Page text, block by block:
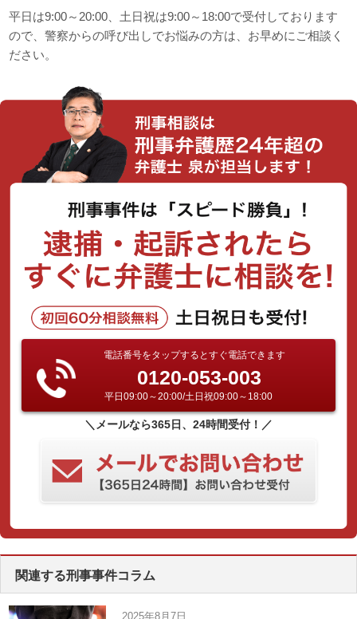
平日は9:00～20:00、土日祝は9:00～18:00で受付しております
ので、警察からの呼び出しでお悩みの方は、お早めにご相談く
ださい。
電話番号をタップするとすぐ電話できます
0120-053-003
平日09:00～20:00/土日祝09:00～18:00
＼メールなら365日、24時間受付！／
関連する刑事事件コラム
2025年8月7日